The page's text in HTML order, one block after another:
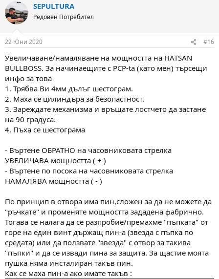
c
t
i
s
SEPULTURA
Редовен Потребител
22 Юни 2020 #16
Увеличаване/намаляване на мощността на HATSAN
BULLBOSS. За начинаещите с PCP-ta (като мен) търсещи
инфо за това
1. Трябва Ви 4мм дълъг шестограм.
2. Маха се цилиндъра за безопастност.
3. Зареждате механизма и връщате лостчето да застане
на 90 градуса.
4. Пъха се шестограма
- Въртене ОБРАТНО на часовниковата стрелка
УВЕЛИЧАВА мощността ( + )
- Въртене по посока на часовниковата стрелка
НАМАЛЯВА мощността ( - )
По принцип в отвора има пин,сложен за да не можете да
"ръчкате" и променяте мощността задaдена фабрично.
Тогава се налага да се разпробие/премахме "пъпката" от
горе на един винт държащ пин-а (звезда с пъпка по
средата) или да ползвате "звезда" с отвор за такива
"пъпки" и да се извади пина за защита. За щастие моята
пушка няма инсталиран такъв пин.
Как се маха пин-а ако имате такъв :